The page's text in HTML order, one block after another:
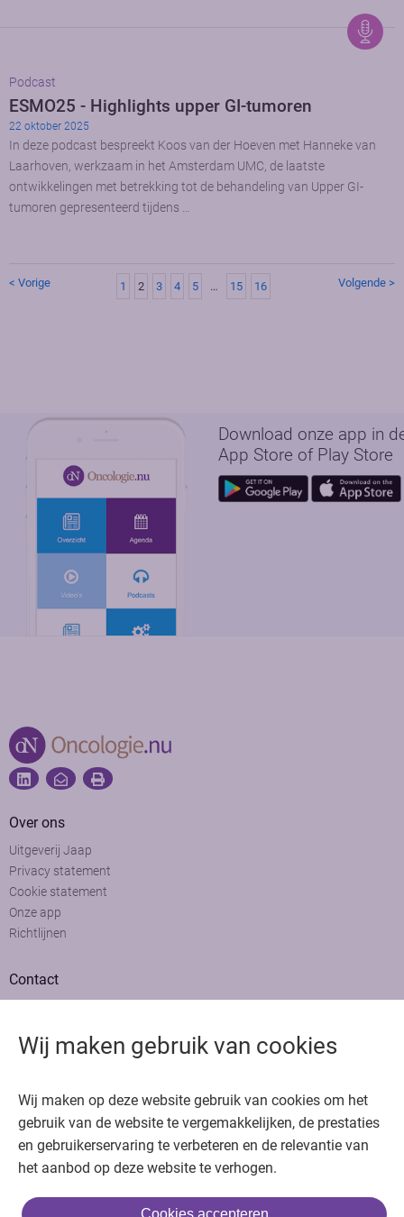
Wij maken gebruik van cookies
Wij maken op deze website gebruik van cookies om het
gebruik van de website te vergemakkelijken, de prestaties
en gebruikerservaring te verbeteren en de relevantie van
het aanbod op deze website te verhogen.
Bedankt voor het bezoeken van Oncologie.nu
Krijg gratis toegang in 30 seconden of log in om verder te gaan
Podcast
ESMO25 - Highlights upper GI-tumoren
22 oktober 2025
In deze podcast bespreekt Koos van der Hoeven met Hanneke van
Laarhoven, werkzaam in het Amsterdam UMC, de laatste
ontwikkelingen met betrekking tot de behandeling van Upper GI-
tumoren gepresenteerd tijdens …
< Vorige 1 2 3 4 5 … 15 16 Volgende >
Download onze app in
App Store of Play Store
Over ons
Uitgeverij Jaap
Privacy statement
Cookie statement
Onze app
Richtlijnen
Contact
Adverteren
Copyright © 2026. Uitgeverij Jaap. Alle rechten voorbehouden.